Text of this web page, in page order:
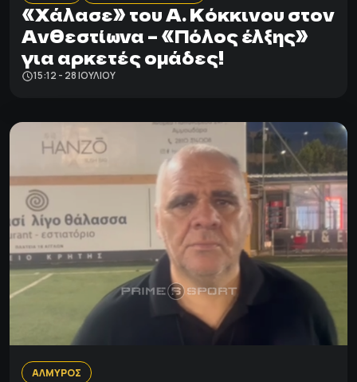
«Χάλασε» του Α. Κόκκινου στον
Ανθεστίωνα – «Πόλος έλξης»
για αρκετές ομάδες!
15:12 - 28 ΙΟΥΛΊΟΥ
ΑΛΜΥΡΟΣ